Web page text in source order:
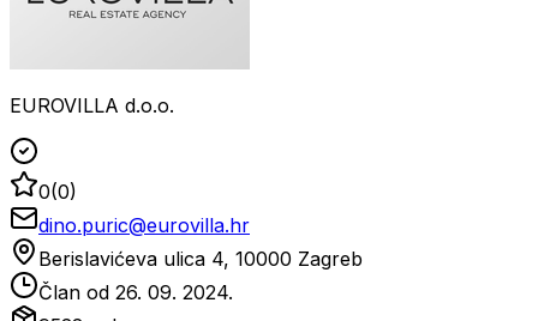
EUROVILLA d.o.o.
0(0)
dino.puric@eurovilla.hr
Berislavićeva ulica 4, 10000 Zagreb
Član od 26. 09. 2024.